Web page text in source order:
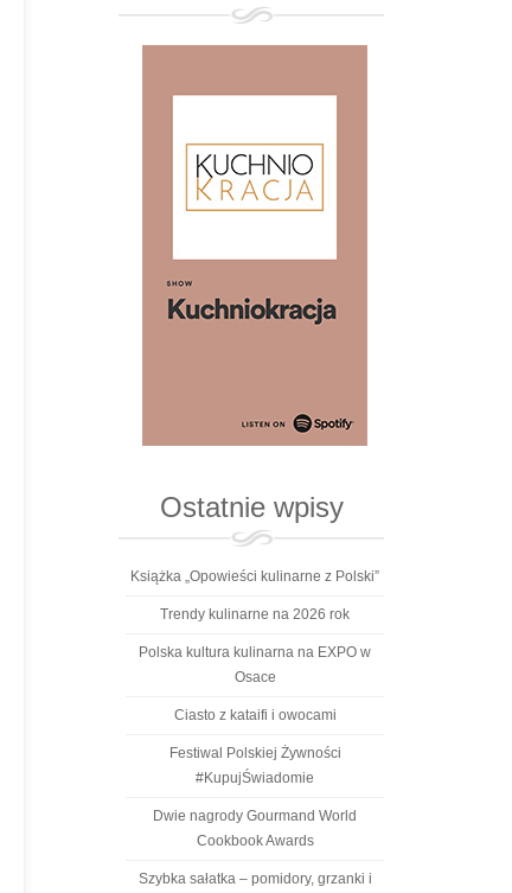
Ostatnie wpisy
Książka „Opowieści kulinarne z Polski”
Trendy kulinarne na 2026 rok
Polska kultura kulinarna na EXPO w
Osace
Ciasto z kataifi i owocami
Festiwal Polskiej Żywności
#KupujŚwiadomie
Dwie nagrody Gourmand World
Cookbook Awards
Szybka sałatka – pomidory, grzanki i